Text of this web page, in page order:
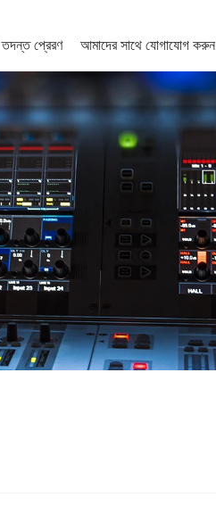
তদন্ত প্রেরণ আমাদের সাথে যোগাযোগ করুন